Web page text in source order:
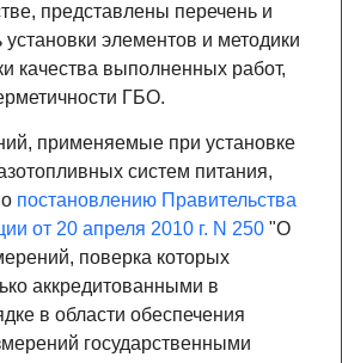
представлены перечень и
установки элементов и методики
качества выполненных работ,
ГБО.
применяемые при установке
систем питания,
постановлению Правительства
от 20 апреля 2010 г. N 250 "О
поверка которых
аккредитованными в
в области обеспечения
государственными